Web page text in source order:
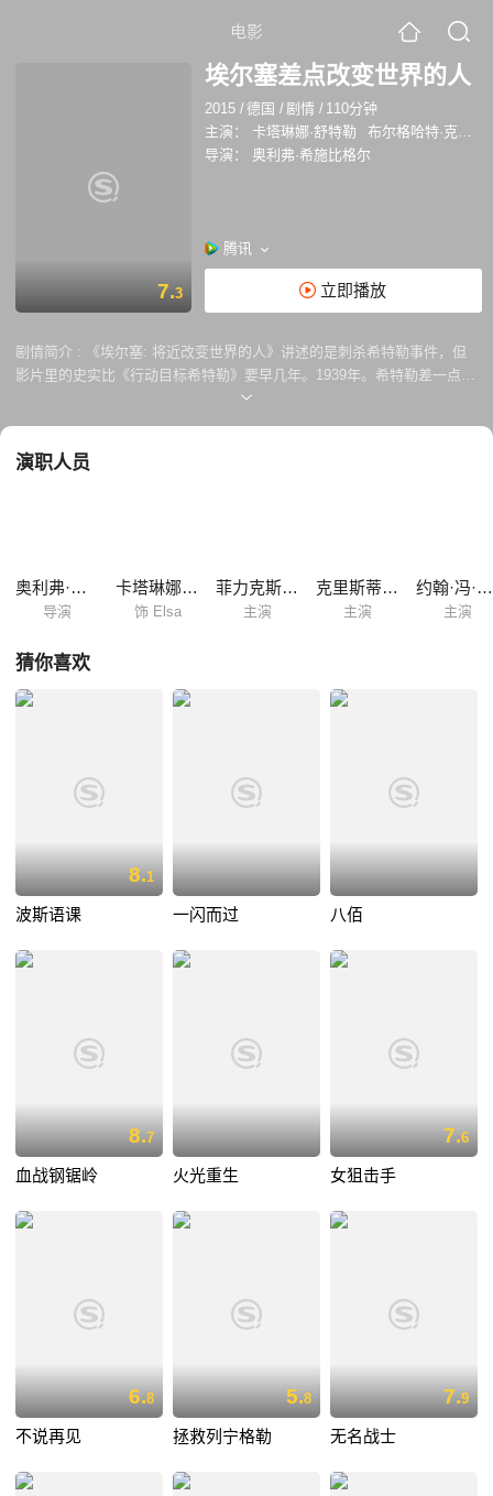
电影
7.3
埃尔塞差点改变世界的人
2015 / 德国 /剧情 / 110分钟
主演：
卡塔琳娜·舒特勒
布尔格哈特·克劳斯纳
导演：
奥利弗·希施比格尔
腾讯
立即播放
剧情简介 :
《埃尔塞: 将近改变世界的人》讲述的是刺杀希特勒事件，但
影片里的史实比《行动目标希特勒》要早几年。1939年。希特勒差一点被
一个名叫埃尔塞的木匠干掉。那一年，希特勒的权力正在逐渐迈向顶峰，
希特勒的演讲结束得太早，炸弹引爆时希特勒已经不在现场。埃尔塞在当
演职人员
奥利弗·希施比格尔
导演
卡塔琳娜·舒特勒
饰 Elsa
菲力克斯·伊特纳
主演
克里斯蒂安·富里道尔
主演
约翰·冯·比罗
主演
猜你喜欢
8.1
波斯语课 一闪而过 八佰
8.7
血战钢锯岭 火光重生
7.6
女狙击手
6.8
不说再见
5.8
拯救列宁格勒
7.9
无名战士